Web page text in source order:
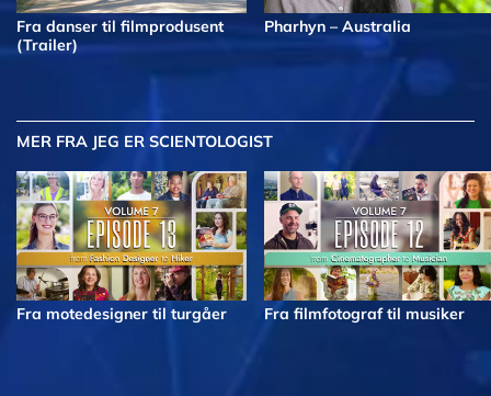
Fra danser til filmprodusent
(Trailer)
Pharhyn – Australia
MER FRA JEG ER SCIENTOLOGIST
Fra motedesigner til turgåer Fra filmfotograf til musiker